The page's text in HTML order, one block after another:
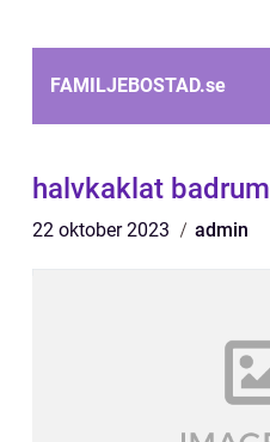
FAMILJEBOSTAD.se
halvkaklat badrum
22 oktober 2023 admin